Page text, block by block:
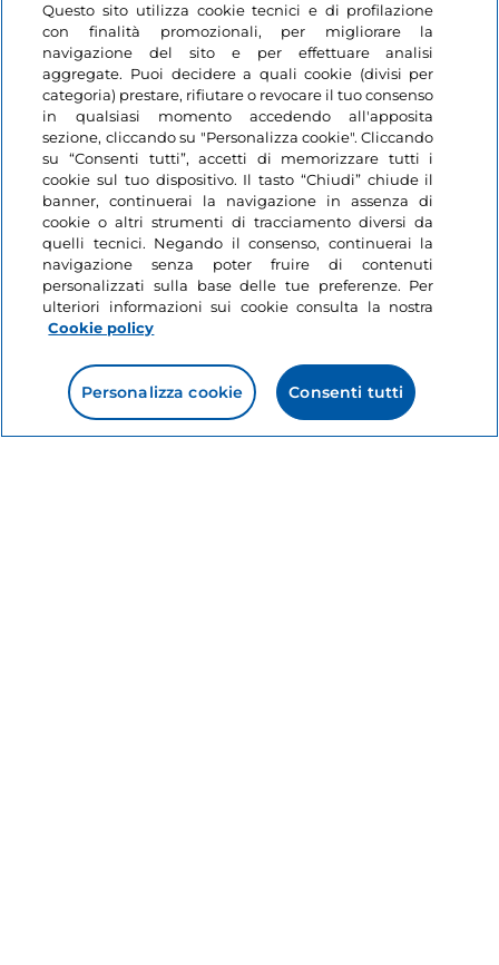
campi di selezione per arrivare ad una delle 20 guide
in servizio, c’è la lingua desiderata, la possibilità di
scegliere l’attività preferita traeducazione
ambientale, cicloturismo o nordic walkinge in
quale valle svolgerla. La certezza è quella di
incontrareprofessionisti preparati a guidare
singoli o gruppialla scoperta del Parco. Molti i punti
informazione presenti, dall’ufficio centrale di Torino ai
tanti altri dislocati nei vari comuni e frazioni.
Ti potrebbe interessare
Natura
Like
Parco Nazionale del
Pollino
Questo sito utilizza cookie tecnici e di profilazione
con finalità promozionali, per migliorare la
navigazione del sito e per effettuare analisi
aggregate. Puoi decidere a quali cookie (divisi per
categoria) prestare, rifiutare o revocare il tuo consenso
in qualsiasi momento accedendo all'apposita
sezione, cliccando su "Personalizza cookie". Cliccando
su “Consenti tutti”, accetti di memorizzare tutti i
cookie sul tuo dispositivo. Il tasto “Chiudi” chiude il
banner, continuerai la navigazione in assenza di
cookie o altri strumenti di tracciamento diversi da
quelli tecnici. Negando il consenso, continuerai la
navigazione senza poter fruire di contenuti
personalizzati sulla base delle tue preferenze. Per
ulteriori informazioni sui cookie consulta la nostra
Cookie policy
Personalizza cookie Consenti tutti